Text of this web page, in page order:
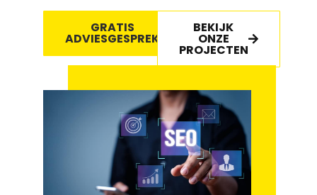
GRATIS
ADVIESGESPREK
BEKIJK
ONZE
PROJECTEN